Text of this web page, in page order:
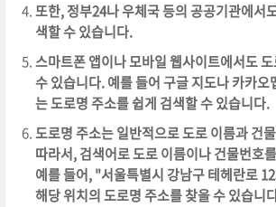
또한, 정부24나 우체국 등의 공공기관에서
색할 수 있습니다.
스마트폰 앱이나 모바일 웹사이트에서도
수 있습니다. 예를 들어 구글 지도나 카카오
는 도로명 주소를 쉽게 검색할 수 있습니다.
도로명 주소는 일반적으로 도로 이름과 건
따라서, 검색어로 도로 이름이나 건물번호
예를 들어, "서울특별시 강남구 테헤란로
해당 위치의 도로명 주소를 찾을 수 있습니